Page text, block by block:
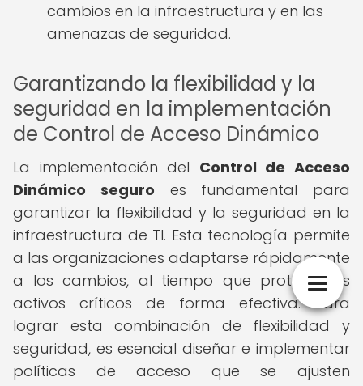
cambios en la infraestructura y en las
amenazas de seguridad.
Garantizando la flexibilidad y la
seguridad en la implementación
de Control de Acceso Dinámico
La implementación del Control de Acceso
Dinámico seguro es fundamental para
garantizar la flexibilidad y la seguridad en la
infraestructura de TI. Esta tecnología permite
a las organizaciones adaptarse rápidamente
a los cambios, al tiempo que protege los
activos críticos de forma efectiva. Para
lograr esta combinación de flexibilidad y
seguridad, es esencial diseñar e implementar
políticas de acceso que se ajusten